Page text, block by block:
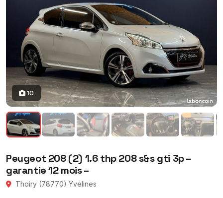
10
Peugeot 208 (2) 1.6 thp 208 s&s gti 3p –
garantie 12 mois –
Thoiry (78770) Yvelines